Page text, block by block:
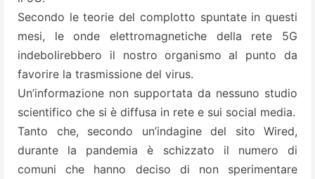
Secondo le teorie del complotto spuntate in questi
mesi, le onde elettromagnetiche della rete 5G
indebolirebbero il nostro organismo al punto da
favorire la trasmissione del virus.
Un’informazione non supportata da nessuno studio
scientifico che si è diffusa in rete e sui social media.
Tanto che, secondo un’indagine del sito Wired,
durante la pandemia è schizzato il numero di
comuni che hanno deciso di non sperimentare